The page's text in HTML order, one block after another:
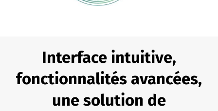
Interface intuitive,
fonctionnalités avancées,
une solution de